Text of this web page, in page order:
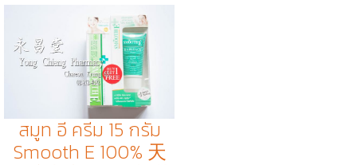
สมูท อี ครีม 15 กรัม
Smooth E 100% 天